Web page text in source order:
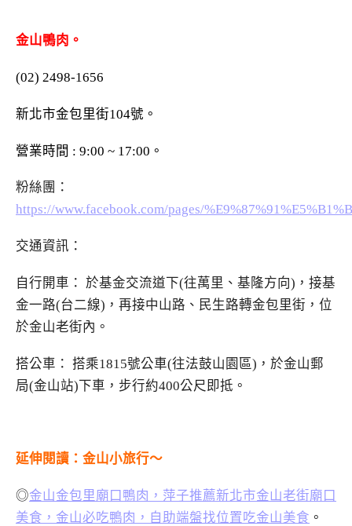
金山鴨肉。
(02) 2498-1656
新北市金包里街104號。
營業時間 : 9:00 ~ 17:00。
粉絲團：
https://www.facebook.com/pages/
交通資訊：
自行開車： 於基金交流道下(往萬里、基隆方向)，接基
金一路(台二線)，再接中山路、民生路轉金包里街，位
於金山老街內。
搭公車： 搭乘1815號公車(往法鼓山園區)，於金山郵
局(金山站)下車，步行約400公尺即抵。
延伸閱讀：金山小旅行～
◎金山金包里廟口鴨肉，萍子推薦新北市金山老街廟口
美食，金山必吃鴨肉，自助端盤找位置吃金山美食 。